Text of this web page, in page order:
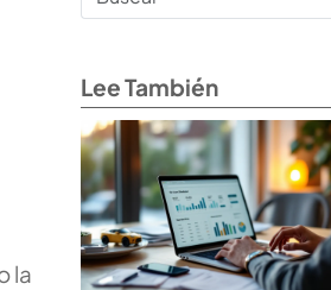
la
Lee También